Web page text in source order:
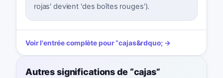
rojas' devient 'des boîtes rouges').
Voir l'entrée complète pour“cajas&rdquo; →
Autres significations de“cajas”